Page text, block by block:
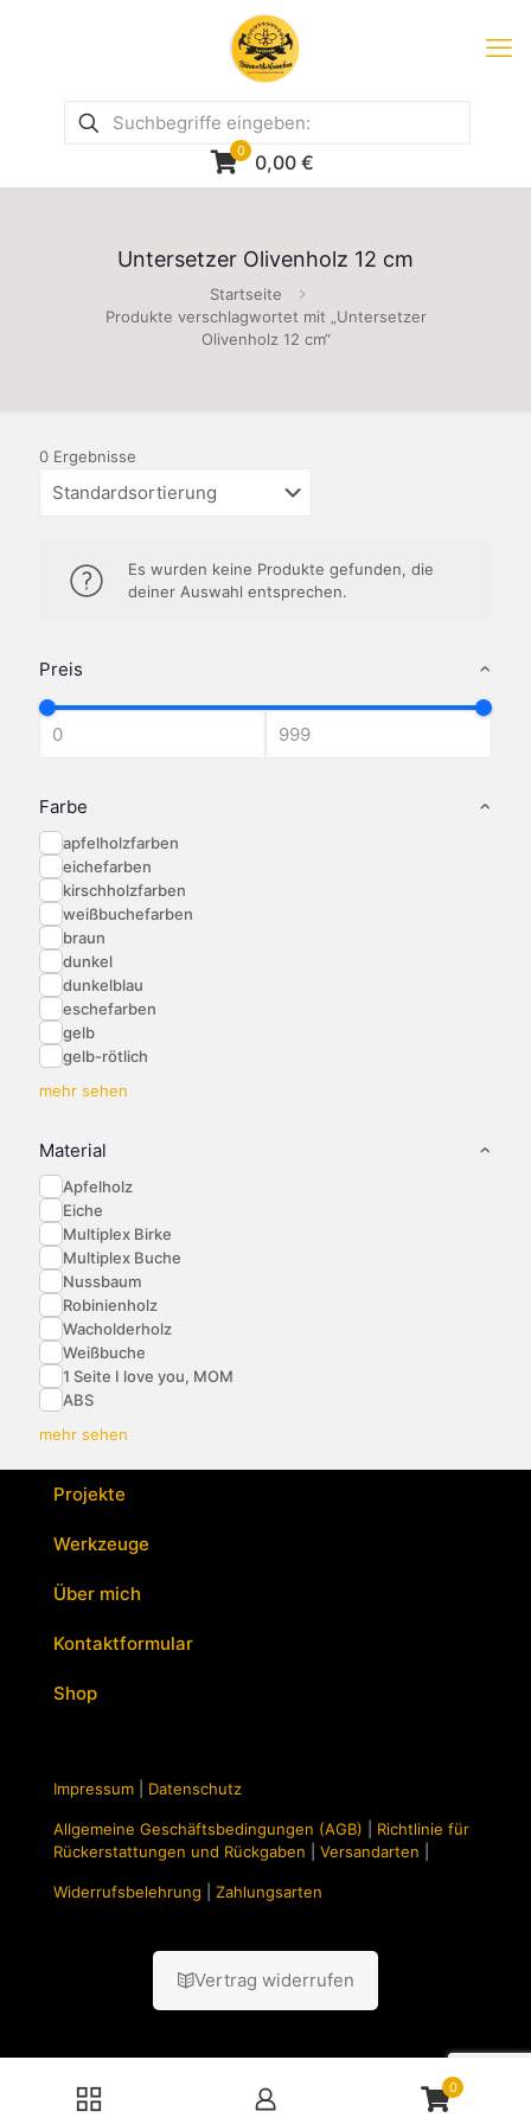
0 0,00 €
Untersetzer Olivenholz 12 cm
Startseite
Produkte verschlagwortet mit „Untersetzer
Olivenholz 12 cm“
Preis
Farbe
apfelholzfarben
eichefarben
kirschholzfarben
weißbuchefarben
braun
dunkel
dunkelblau
eschefarben
gelb
gelb-rötlich
mehr sehen
Material
Apfelholz
Eiche
Multiplex Birke
Multiplex Buche
Nussbaum
Robinienholz
Wacholderholz
Weißbuche
1 Seite I love you, MOM
ABS
mehr sehen
0 Ergebnisse
Es wurden keine Produkte gefunden, die
deiner Auswahl entsprechen.
Projekte
Werkzeuge
Über mich
Kontaktformular
Shop
Impressum Datenschutz
Allgemeine Geschäftsbedingungen (AGB)
Richtlinie für
Rückerstattungen und Rückgaben
Versandarten
Widerrufsbelehrung Zahlungsarten
Vertrag widerrufen
0